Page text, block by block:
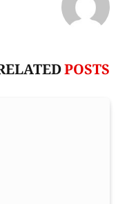
POSTS